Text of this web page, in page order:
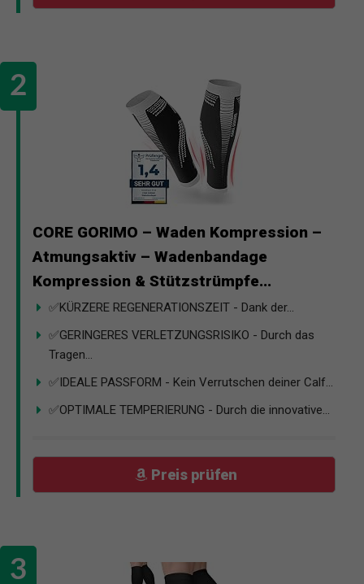
CORE GORIMO – Waden Kompression –
Atmungsaktiv – Wadenbandage
Kompression & Stützstrümpfe...
✅KÜRZERE REGENERATIONSZEIT - Dank der...
✅GERINGERES VERLETZUNGSRISIKO - Durch das
Tragen...
✅IDEALE PASSFORM - Kein Verrutschen deiner Calf...
✅OPTIMALE TEMPERIERUNG - Durch die innovative...
Preis prüfen